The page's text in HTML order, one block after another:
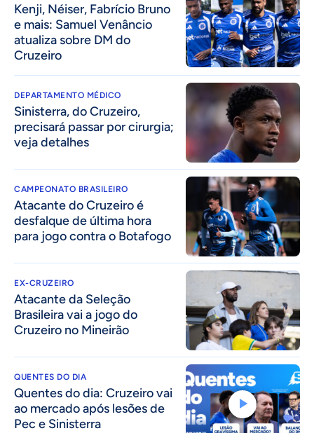
Kenji, Néiser, Fabrício Bruno
e mais: Samuel Venâncio
atualiza sobre DM do
Cruzeiro
DEPARTAMENTO MÉDICO
Sinisterra, do Cruzeiro,
precisará passar por cirurgia;
veja detalhes
CAMPEONATO BRASILEIRO
Atacante do Cruzeiro é
desfalque de última hora
para jogo contra o Botafogo
EX-CRUZEIRO
Atacante da Seleção
Brasileira vai a jogo do
Cruzeiro no Mineirão
QUENTES DO DIA
Quentes do dia: Cruzeiro vai
ao mercado após lesões de
Pec e Sinisterra